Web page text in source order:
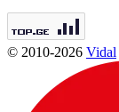
© 2010-2026 Vidal